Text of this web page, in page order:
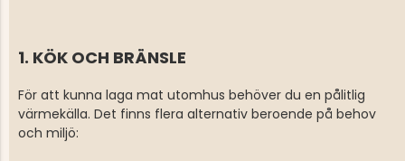
1. KÖK OCH BRÄNSLE
För att kunna laga mat utomhus behöver du en pålitlig
värmekälla. Det finns flera alternativ beroende på behov
och miljö: